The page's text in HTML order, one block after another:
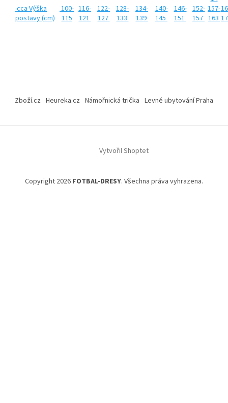
cca Výška
postavy (cm)
100-
115
116-
121
122-
127
128-
133
134-
139
140-
145
146-
151
152-
157
157-
163
Zboží.cz Heureka.cz Námořnická trička Levné ubytování Praha
Vytvořil Shoptet
Copyright 2026 FOTBAL-DRESY. Všechna práva vyhrazena.